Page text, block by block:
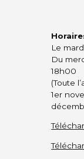
Le
Du
18h00
(Toute
1er